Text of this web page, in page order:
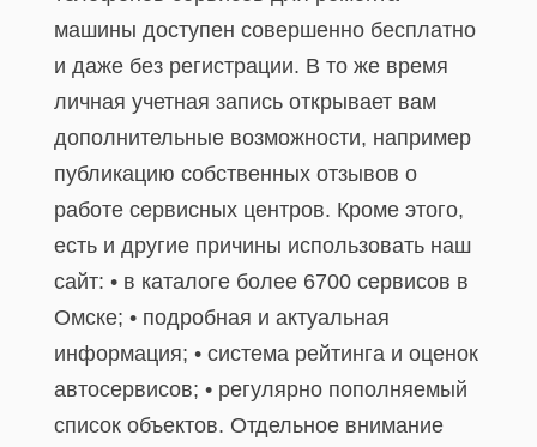
машины доступен совершенно бесплатно
и даже без регистрации. В то же время
личная учетная запись открывает вам
дополнительные возможности, например
публикацию собственных отзывов о
работе сервисных центров. Кроме этого,
есть и другие причины использовать наш
сайт: • в каталоге более 6700 сервисов в
Омске; • подробная и актуальная
информация; • система рейтинга и оценок
автосервисов; • регулярно пополняемый
список объектов. Отдельное внимание